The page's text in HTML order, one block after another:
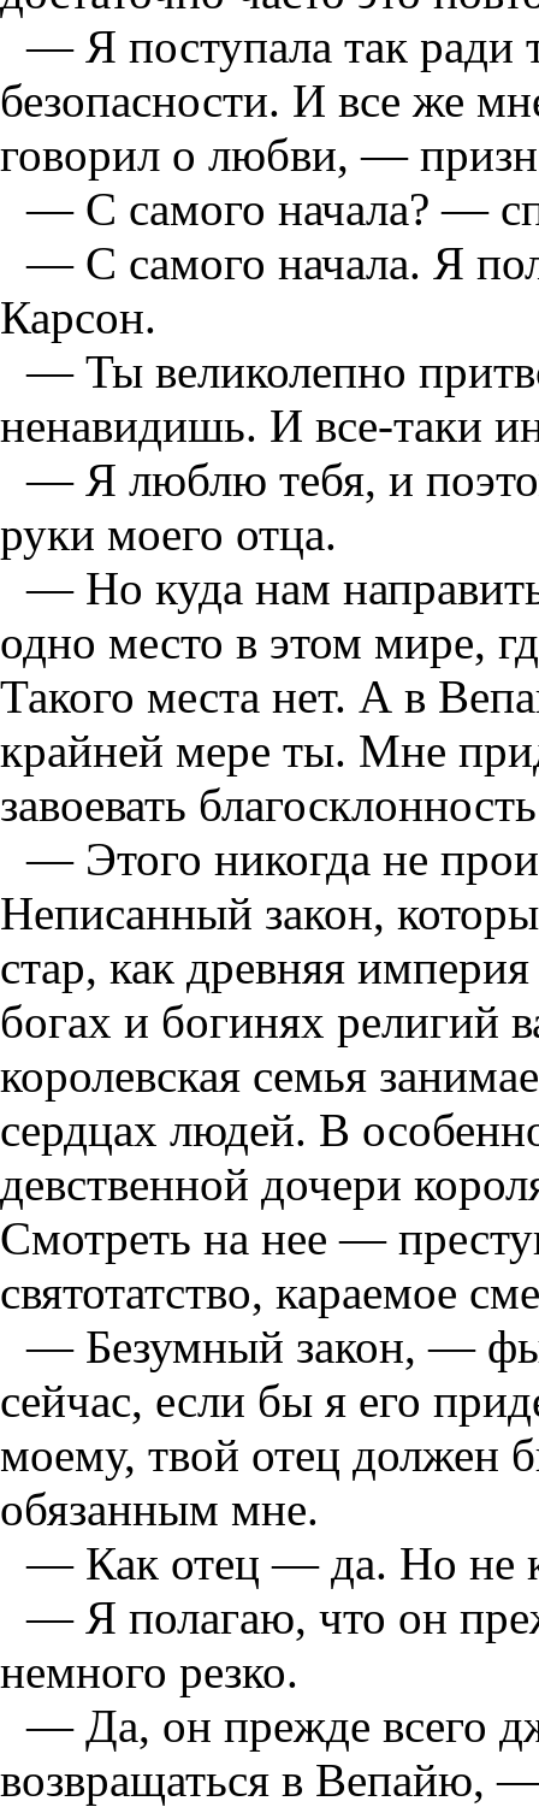
— Я поступала так ради
безопасности. И все же
говорил о любви, —
— С самого начала? —
— С самого начала. Я
Карсон.
— Ты великолепно
ненавидишь. И все-таки
— Я люблю тебя, и
руки моего отца.
— Но куда нам
одно место в этом мире,
Такого места нет. А в
крайней мере ты. Мне
завоевать
— Этого никогда не
Неписанный закон,
стар, как древняя
богах и богинях религий
королевская семья
сердцах людей. В
девственной дочери
Смотреть на нее —
святотатство, караемое
— Безумный закон, —
сейчас, если бы я его
моему, твой отец должен
обязанным мне.
— Как отец — да. Но не
— Я полагаю, что он
немного резко.
— Да, он прежде всего
возвращаться в Вепайю,